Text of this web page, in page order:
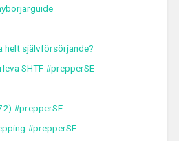
helt självförsörjande?
SHTF #prepperSE
#prepperSE
#prepperSE